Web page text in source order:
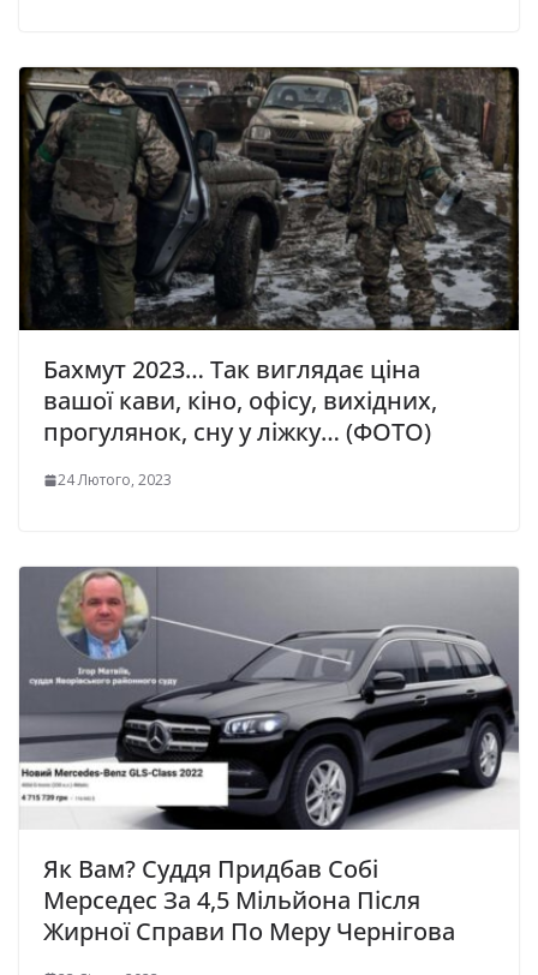
Бахмут 2023… Так виглядає ціна
вашої кави, кіно, офісу, вихідних,
прогулянок, сну у ліжку… (ФОТО)
24 Лютого, 2023
Як Вам? Суддя Придбав Собі
Мерседес За 4,5 Мільйона Після
Жирної Справи По Меру Чернігова